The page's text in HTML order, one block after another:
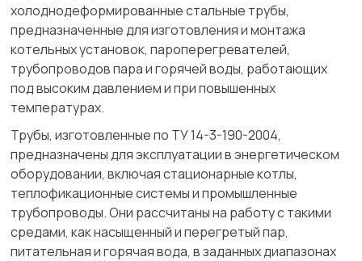
холоднодеформированные стальные трубы,
предназначенные для изготовления и монтажа
котельных установок, пароперегревателей,
трубопроводов пара и горячей воды, работающих
под высоким давлением и при повышенных
температурах.
Трубы, изготовленные по ТУ 14-3-190-2004,
предназначены для эксплуатации в энергетическом
оборудовании, включая стационарные котлы,
теплофикационные системы и промышленные
трубопроводы. Они рассчитаны на работу с такими
средами, как насыщенный и перегретый пар,
питательная и горячая вода, в заданных диапазонах